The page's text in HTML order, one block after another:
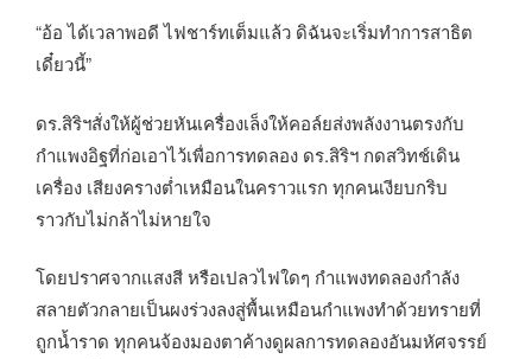
“อ้อ ได้เวลาพอดี ไฟชาร์ทเต็มแล้ว ดิฉันจะเริ่มทำการสาธิต
เดี๋ยวนี้”
ดร.สิริฯสั่งให้ผู้ช่วยหันเครื่องเล็งให้คอล์ยส่งพลังงานตรงกับ
กำแพงอิฐที่ก่อเอาไว้เพื่อการทดลอง ดร.สิริฯ กดสวิทช์เดิน
เครื่อง เสียงครางต่ำเหมือนในคราวแรก ทุกคนเงียบกริบ
ราวกับไม่กล้าไม่หายใจ
โดยปราศจากแสงสี หรือเปลวไฟใดๆ กำแพงทดลองกำลัง
สลายตัวกลายเป็นผงร่วงลงสู่พื้นเหมือนกำแพงทำด้วยทรายที่
ถูกน้ำราด ทุกคนจ้องมองตาค้างดูผลการทดลองอันมหัศจรรย์